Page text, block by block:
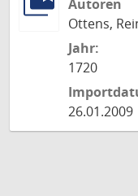
Autoren
Ottens,
Jahr:
1720
26.01.2009